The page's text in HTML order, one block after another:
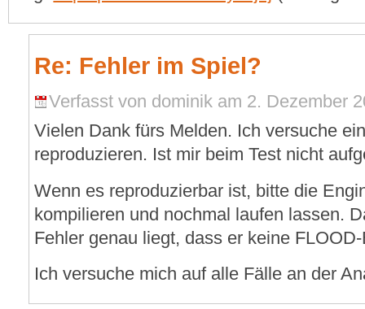
Re: Fehler im Spiel?
Verfasst von dominik am 2. Dezember
Vielen Dank fürs Melden. Ich versuche
reproduzieren. Ist mir beim Test nicht
Wenn es reproduzierbar ist, bitte die
kompilieren und nochmal laufen lassen.
Fehler genau liegt, dass er keine
Ich versuche mich auf alle Fälle an der